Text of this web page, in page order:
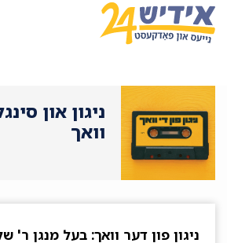
ניגון און
וואך
ניגון פון דער וואך: בעל מנגן ר'